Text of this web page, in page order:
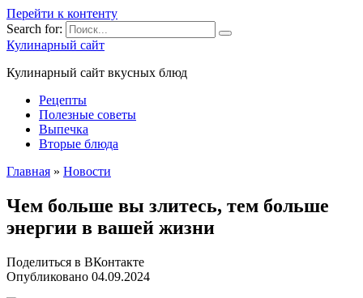
Перейти к контенту
Search for:
Кулинарный сайт
Кулинарный сайт вкусных блюд
Рецепты
Полезные советы
Выпечка
Вторые блюда
Главная » Новости
Чем больше вы злитесь, тем больше
энергии в вашей жизни
Поделиться в ВКонтакте
Опубликовано 04.09.2024